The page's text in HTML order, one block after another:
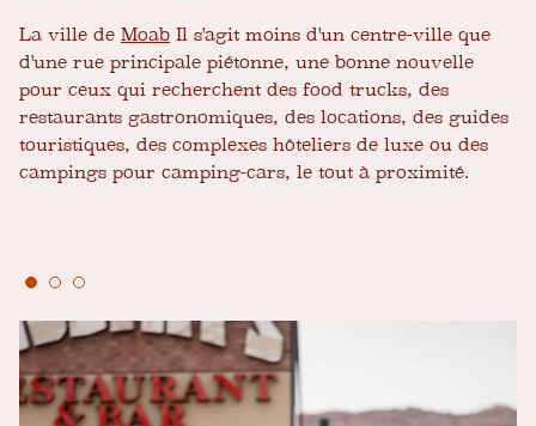
La ville de Moab Il s'agit moins d'un centre-ville que
d'une rue principale piétonne, une bonne nouvelle
pour ceux qui recherchent des food trucks, des
restaurants gastronomiques, des locations, des guides
touristiques, des complexes hôteliers de luxe ou des
campings pour camping-cars, le tout à proximité.